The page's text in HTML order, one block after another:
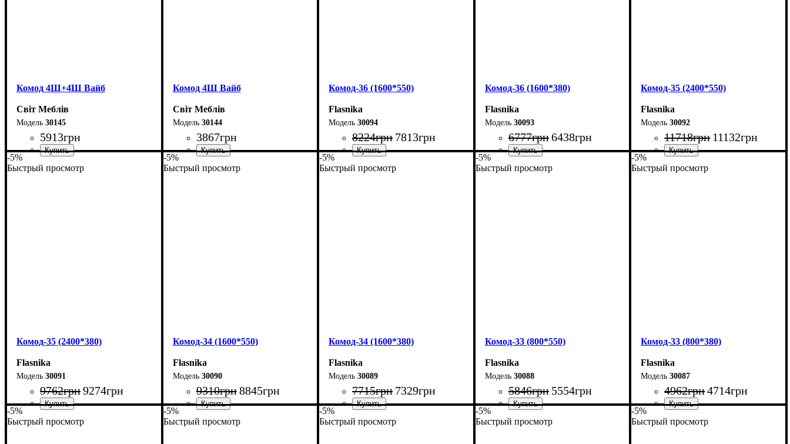
Комод 4Ш+4Ш Вайб
Світ Меблів
30145
5913грн
Комод 4Ш Вайб
Світ Меблів
30144
3867грн
Комод-36 (1600*550)
Flasnika
30094
8224грн 7813грн
Комод-36 (1600*380)
Flasnika
30093
6777грн6438грн
Комод-35 (2400*550)
Flasnika
30092
11718грн 11132грн
-5%
Быстрый просмотр
Комод-35 (2400*380)
Flasnika
30091
9762грн9274грн
-5%
Быстрый просмотр
Комод-34 (1600*550)
Flasnika
30090
9310грн 8845грн
-5%
Быстрый просмотр
Комод-34 (1600*380)
Flasnika
30089
7715грн 7329грн
-5%
Быстрый просмотр
Комод-33 (800*550)
Flasnika
30088
5846грн 5554грн
-5%
Быстрый просмотр
Комод-33 (800*380)
Flasnika
30087
4962грн4714грн
-5%
Быстрый просмотр
-5%
Быстрый просмотр
-5%
Быстрый просмотр
-5%
Быстрый просмотр
-5%
Быстрый просмотр